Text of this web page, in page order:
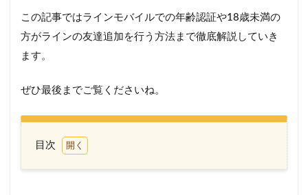
この記事ではラインモバイルでの年齢認証や18歳未満の
方がラインの友達追加を行う方法まで徹底解説していき
ます。
ぜひ最後までご覧くださいね。
目次